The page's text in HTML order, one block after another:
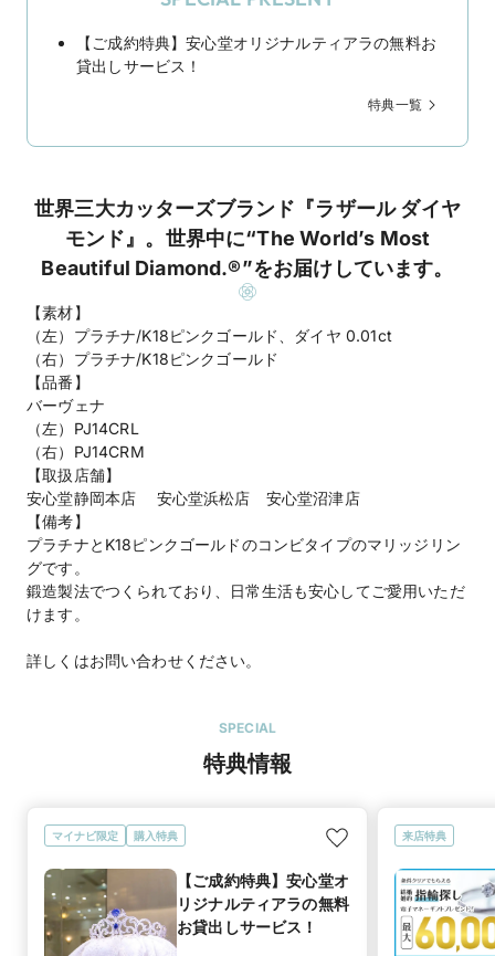
【ご成約特典】安心堂オリジナルティアラの無料お
貸出しサービス！
特典一覧
世界三大カッターズブランド『ラザール ダイヤ
モンド』。世界中に“The World’s Most
Beautiful Diamond.®”をお届けしています。
【素材】
（左）プラチナ/K18ピンクゴールド、ダイヤ 0.01ct
（右）プラチナ/K18ピンクゴールド
【品番】
バーヴェナ
（左）PJ14CRL
（右）PJ14CRM
【取扱店舗】
安心堂静岡本店 安心堂浜松店 安心堂沼津店
【備考】
プラチナとK18ピンクゴールドのコンビタイプのマリッジリン
グです。
鍛造製法でつくられており、日常生活も安心してご愛用いただ
けます。
詳しくはお問い合わせください。
SPECIAL
特典情報
マイナビ限定 購入特典
【ご成約特典】安心堂オ
リジナルティアラの無料
お貸出しサービス！
来店特典